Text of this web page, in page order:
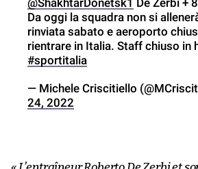
Da oggi la squadra non si
rinviata sabato e aeroporto
rientrare in Italia. Staff chiuso in
#sportitalia
— Michele Criscitiello
24, 2022